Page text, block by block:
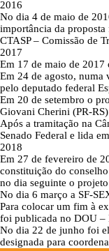
2016
No dia 4 de maio de
importância da
CTASP – Comissão de
2017
Em 17 de maio de 2017
Em 24 de agosto, numa
pelo deputado federal
Em 20 de setembro o
Giovani Cherini (PR-
Após a tramitação na
Senado Federal e lida
2018
Em 27 de fevereiro de
constituição do
no dia seguinte o
No dia 6 março a SF-
Para colocar um fim à
foi publicada no DOU –
No dia 22 de junho foi
designada para